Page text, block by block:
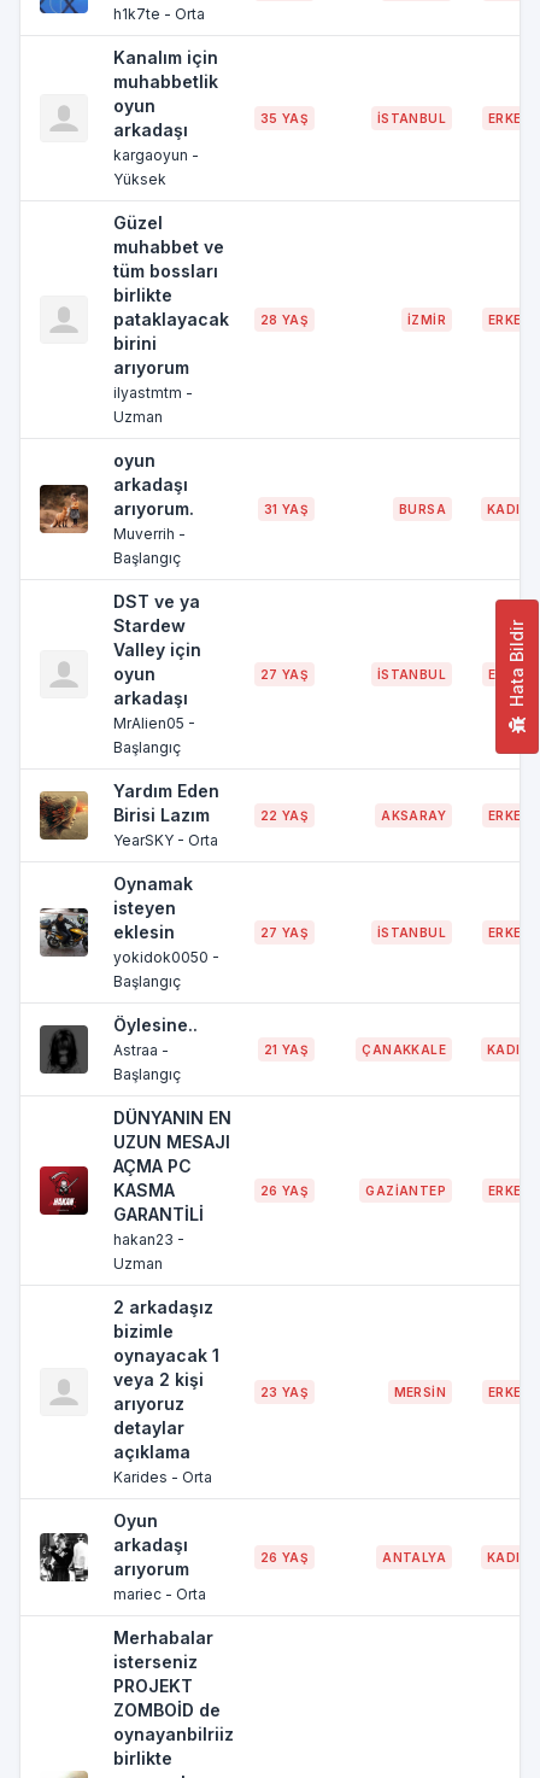
Hata Bildir
h1k7te - Orta
Kanalım için
muhabbetlik
oyun
arkadaşı
kargaoyun -
Yüksek
35 YAŞ İSTANBUL ERKEK
Güzel
muhabbet ve
tüm bossları
birlikte
pataklayacak
birini
arıyorum
ilyastmtm -
Uzman
28 YAŞ İZMİR ERKEK
oyun
arkadaşı
arıyorum.
Muverrih -
Başlangıç
31 YAŞ BURSA KADIN
DST ve ya
Stardew
Valley için
oyun
arkadaşı
MrAlien05 -
Başlangıç
27 YAŞ İSTANBUL ERKEK
Yardım Eden
Birisi Lazım
YearSKY - Orta
22 YAŞ AKSARAY ERKEK
Oynamak
isteyen
eklesin
yokidok0050 -
Başlangıç
27 YAŞ İSTANBUL ERKEK
Öylesine..
Astraa -
Başlangıç
21 YAŞ ÇANAKKALE KADIN
DÜNYANIN EN
UZUN MESAJI
AÇMA PC
KASMA
GARANTİLİ
hakan23 -
Uzman
26 YAŞ GAZİANTEP ERKEK
2 arkadaşız
bizimle
oynayacak 1
veya 2 kişi
arıyoruz
detaylar
açıklama
Karides - Orta
23 YAŞ MERSİN ERKEK
Oyun
arkadaşı
arıyorum
mariec - Orta
26 YAŞ ANTALYA KADIN
Merhabalar
isterseniz
PROJEKT
ZOMBOİD de
oynayanbilriiz
birlikte